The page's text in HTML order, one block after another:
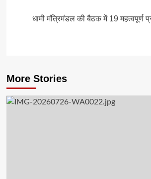
धामी मंत्रिमंडल की बैठक में 19 महत्वपूर्ण
More Stories